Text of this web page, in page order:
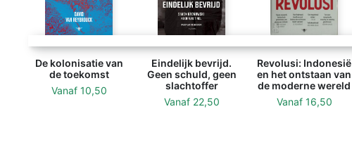
De kolonisatie van
de toekomst
Vanaf 10,50
Eindelijk bevrijd.
Geen schuld, geen
slachtoffer
Vanaf 22,50
Revolusi: Indonesië
en het ontstaan van
de moderne wereld
Vanaf 16,50